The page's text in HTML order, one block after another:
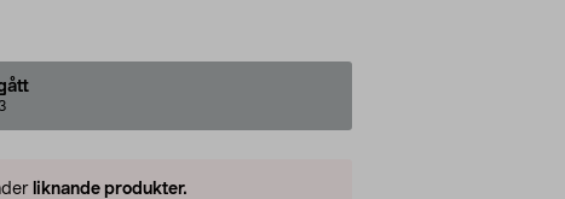
liknande produkter.